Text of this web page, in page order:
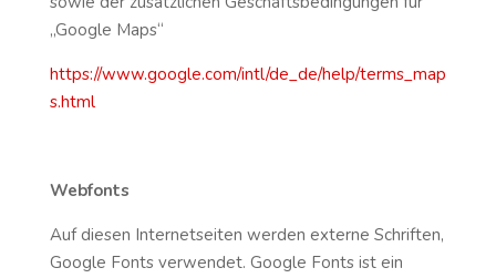
„Google Maps“
https://www.google.com/intl/de_de/help/terms_map
s.html
Webfonts
Auf diesen Internetseiten werden externe Schriften,
Google Fonts verwendet. Google Fonts ist ein